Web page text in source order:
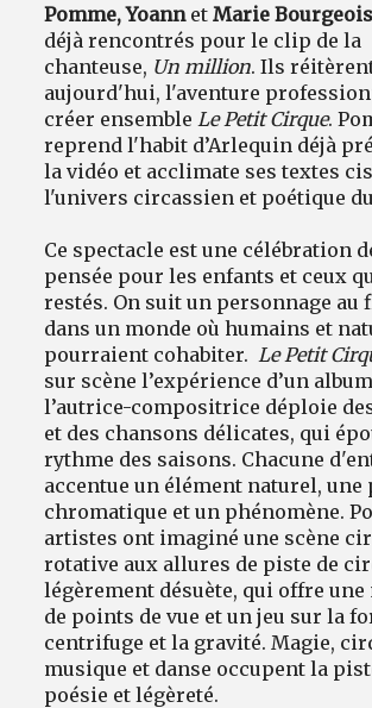
Pomme, Yoann et Marie Bourgeois
déjà rencontrés pour le clip de la
chanteuse, Un million. Ils
aujourd'hui, l'aventure
créer ensemble Le Petit Cirque.
reprend l'habit d’Arlequin déjà
la vidéo et acclimate ses textes
l'univers circassien et poétique
Ce spectacle est une célébration
pensée pour les enfants et ceux
restés. On suit un personnage au
dans un monde où humains et
pourraient cohabiter. Le Petit
sur scène l’expérience d’un
l’autrice-compositrice déploie
et des chansons délicates, qui
rythme des saisons. Chacune
accentue un élément naturel, une
chromatique et un phénomène.
artistes ont imaginé une scène
rotative aux allures de piste de
légèrement désuète, qui offre
de points de vue et un jeu sur la
centrifuge et la gravité. Magie,
musique et danse occupent la
poésie et légèreté.